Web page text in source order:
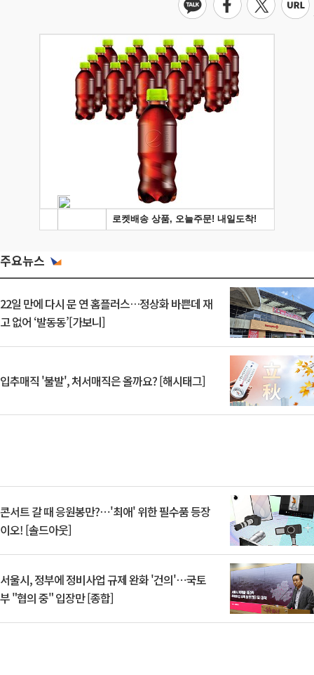
주요뉴스
22일 만에 다시 문 연 홈플러스…정상화 바쁜데 재
고 없어 ‘발동동’[가보니]
입추매직 '불발', 처서매직은 올까요? [해시태그]
콘서트 갈 때 응원봉만?⋯'최애' 위한 필수품 등장
이오! [솔드아웃]
서울시, 정부에 정비사업 규제 완화 '건의'⋯국토
부 "협의 중" 입장만 [종합]